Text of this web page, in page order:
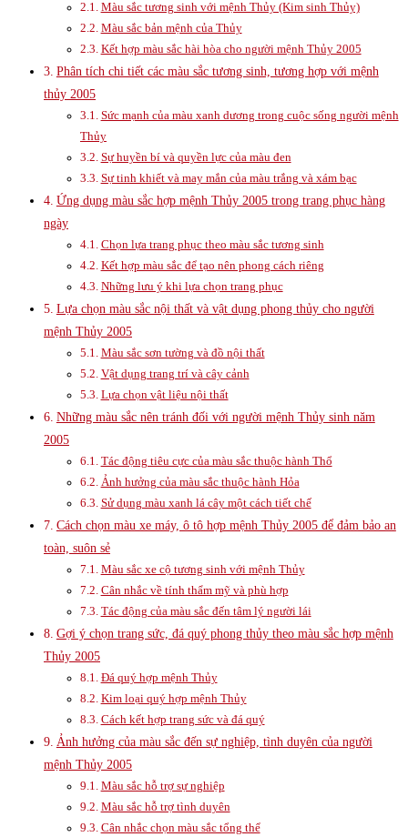
Màu sắc tương sinh với mệnh Thủy (Kim sinh Thủy)
Màu sắc bản mệnh của Thủy
Kết hợp màu sắc hài hòa cho người mệnh Thủy 2005
Phân tích chi tiết các màu sắc tương sinh, tương hợp với mệnh
thủy 2005
Sức mạnh của màu xanh dương trong cuộc sống người mệnh
Thủy
Sự huyền bí và quyền lực của màu đen
Sự tinh khiết và may mắn của màu trắng và xám bạc
Ứng dụng màu sắc hợp mệnh Thủy 2005 trong trang phục hàng
ngày
Chọn lựa trang phục theo màu sắc tương sinh
Kết hợp màu sắc để tạo nên phong cách riêng
Những lưu ý khi lựa chọn trang phục
Lựa chọn màu sắc nội thất và vật dụng phong thủy cho người
mệnh Thủy 2005
Màu sắc sơn tường và đồ nội thất
Vật dụng trang trí và cây cảnh
Lựa chọn vật liệu nội thất
Những màu sắc nên tránh đối với người mệnh Thủy sinh năm
2005
Tác động tiêu cực của màu sắc thuộc hành Thổ
Ảnh hưởng của màu sắc thuộc hành Hỏa
Sử dụng màu xanh lá cây một cách tiết chế
Cách chọn màu xe máy, ô tô hợp mệnh Thủy 2005 để đảm bảo an
toàn, suôn sẻ
Màu sắc xe cộ tương sinh với mệnh Thủy
Cân nhắc về tính thẩm mỹ và phù hợp
Tác động của màu sắc đến tâm lý người lái
Gợi ý chọn trang sức, đá quý phong thủy theo màu sắc hợp mệnh
Thủy 2005
Đá quý hợp mệnh Thủy
Kim loại quý hợp mệnh Thủy
Cách kết hợp trang sức và đá quý
Ảnh hưởng của màu sắc đến sự nghiệp, tình duyên của người
mệnh Thủy 2005
Màu sắc hỗ trợ sự nghiệp
Màu sắc hỗ trợ tình duyên
Cân nhắc chọn màu sắc tổng thể